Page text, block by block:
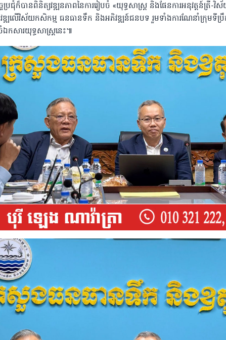
ប្រជុំក៏បានពិនិត្យវឌ្ឍនភាពនៃការរៀបចំ «យុទ្ធសាស្ត្រ និងផែនការអនុវត្តន៍ត្
វឌ្ឍលើវិស័យកសិកម្ម ធនធានទឹក និងអភិវឌ្ឍន៍ជនបទ រួមទាំងការណែនាំក្រុមទី
ឯកសារយុទ្ធសាស្ត្រនេះ៕